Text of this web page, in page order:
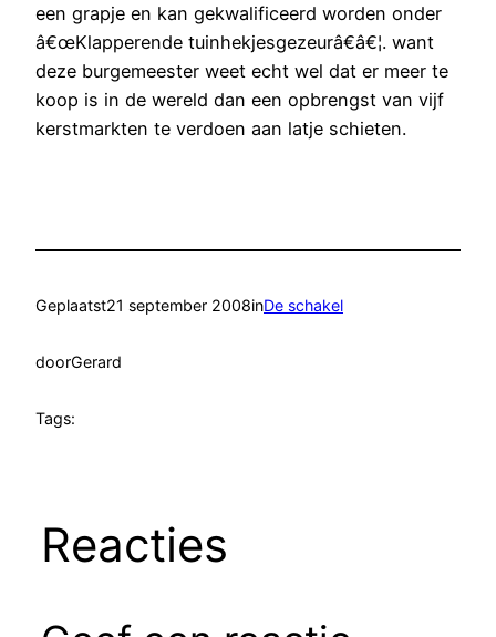
een grapje en kan gekwalificeerd worden onder
â€œKlapperende tuinhekjesgezeurâ€â€¦. want
deze burgemeester weet echt wel dat er meer te
koop is in de wereld dan een opbrengst van vijf
kerstmarkten te verdoen aan latje schieten.
Geplaatst21 september 2008inDe schakel
doorGerard
Tags:
Reacties